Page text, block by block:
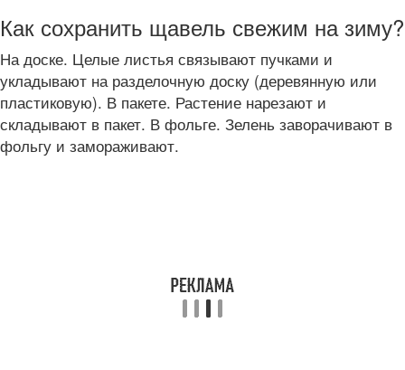
Как сохранить щавель свежим на зиму?
На доске. Целые листья связывают пучками и
укладывают на разделочную доску (деревянную или
пластиковую). В пакете. Растение нарезают и
складывают в пакет. В фольге. Зелень заворачивают в
фольгу и замораживают.